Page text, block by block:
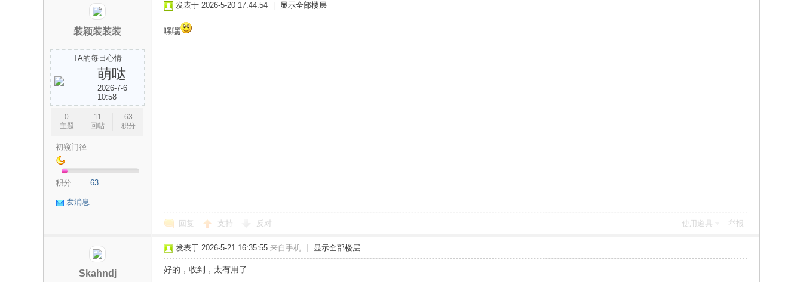
保
装颖装装装
TA的每日心情
萌哒
2026-7-6
10:58
0
主题
11
回帖
63
积分
初窥门径
积分 63
发消息
发表于 2026-5-20 17:44:54 显示全部楼层
嘿嘿
回复 支持 反对 使用道具 举报
Skahndj
发表于 2026-5-21 16:35:55 来自手机 显示全部楼层
好的，收到，太有用了